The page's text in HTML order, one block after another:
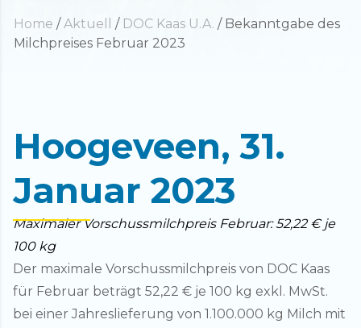
Home /Aktuell / DOC Kaas U.A. / Bekanntgabe des
Milchpreises Februar 2023
Hoogeveen, 31.
Januar 2023
Maximaler Vorschussmilchpreis Februar: 52,22 € je
100 kg
Der maximale Vorschussmilchpreis von DOC Kaas
für Februar beträgt 52,22 € je 100 kg exkl. MwSt.
bei einer Jahreslieferung von 1.100.000 kg Milch mit